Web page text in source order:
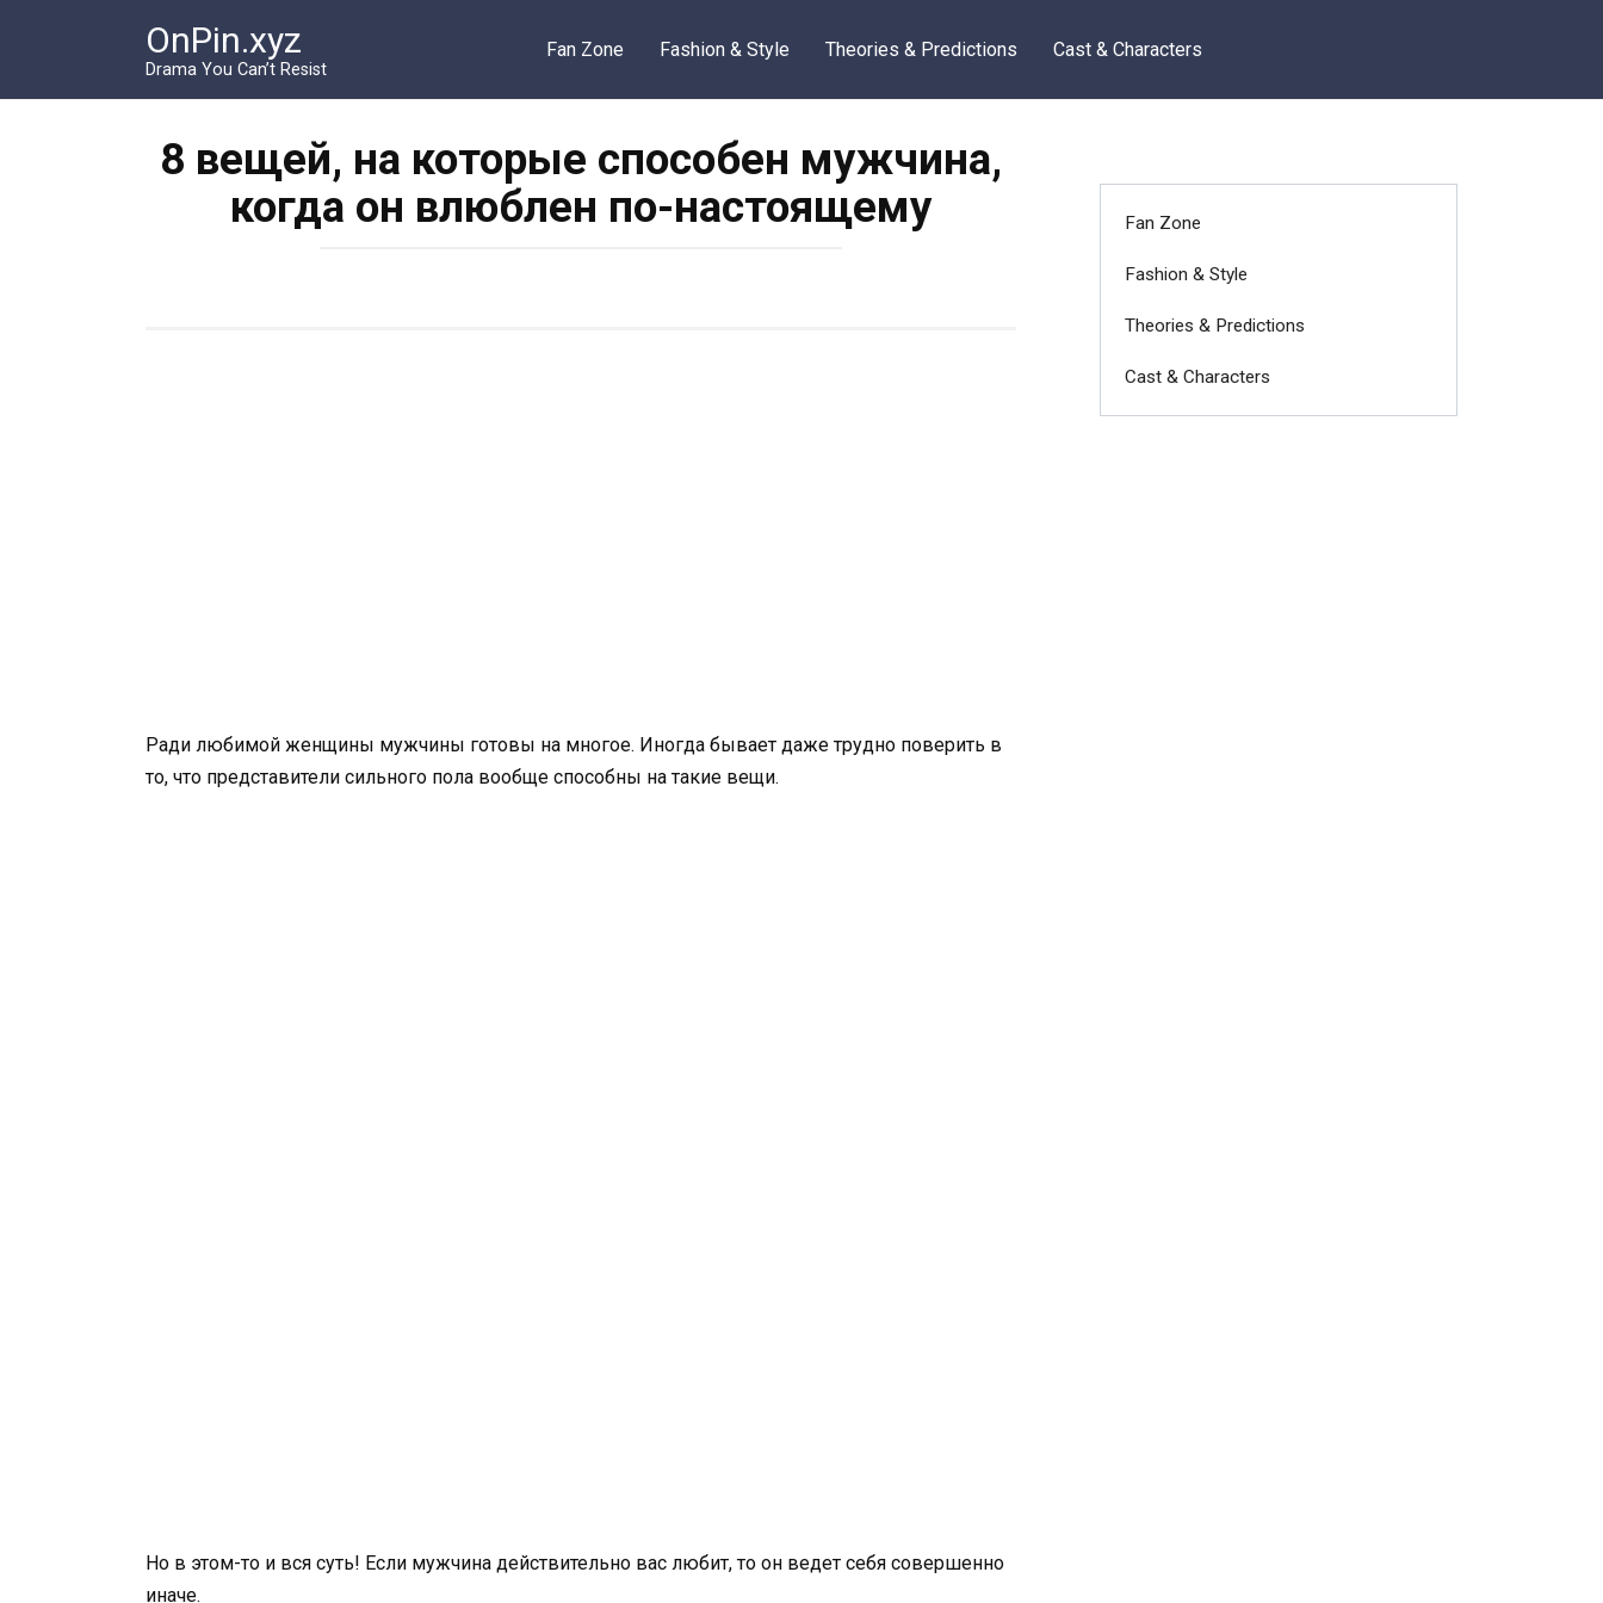
OnPin.xyz
Drama You Can’t Resist
Fan Zone Fashion & Style Theories & Predictions Cast & Characters
8 вещей, на которые способен мужчина,
когда он влюблен по-настоящему
Ради любимой женщины мужчины готовы на многое. Иногда бывает даже трудно поверить в
то, что представители сильного пола вообще способны на такие вещи.
Но в этом-то и вся суть! Если мужчина действительно вас любит, то он ведет себя совершенно
иначе.
Fan Zone
Fashion & Style
Theories & Predictions
Cast & Characters